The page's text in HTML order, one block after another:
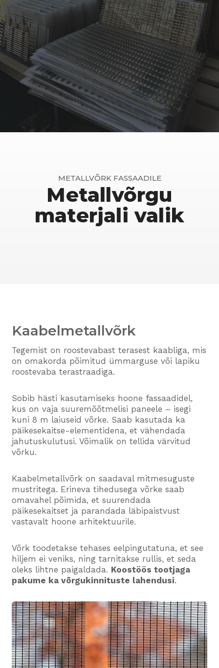
METALLVÕRK FASSAADILE
Metallvõrgu
materjali valik
Kaabelmetallvõrk
Tegemist on roostevabast terasest kaabliga, mis
on omakorda põimitud ümmarguse või lapiku
roostevaba terastraadiga.
Sobib hästi kasutamiseks hoone fassaadidel,
kus on vaja suuremõõtmelisi paneele – isegi
kuni 8 m laiuseid võrke. Saab kasutada ka
päikesekaitse-elementidena, et vähendada
jahutuskulutusi. Võimalik on tellida värvitud
võrku.
Kaabelmetallvõrk on saadaval mitmesuguste
mustritega. Erineva tihedusega võrke saab
omavahel põimida, et suurendada
päikesekaitset ja parandada läbipaistvust
vastavalt hoone arhitektuurile.
Võrk toodetakse tehases eelpingutatuna, et see
hiljem ei veniks, ning tarnitakse rullis, et seda
oleks lihtne paigaldada. Koostöös tootjaga
pakume ka võrgukinnituste lahendusi.